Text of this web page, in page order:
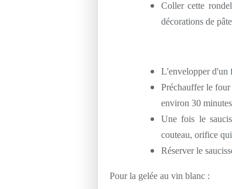
Coller cette
décorations de
L'envelopper d'un
Préchauffer le
environ 30
Une fois le
couteau, orifice
Réserver le
Pour la gelée au vin blanc :